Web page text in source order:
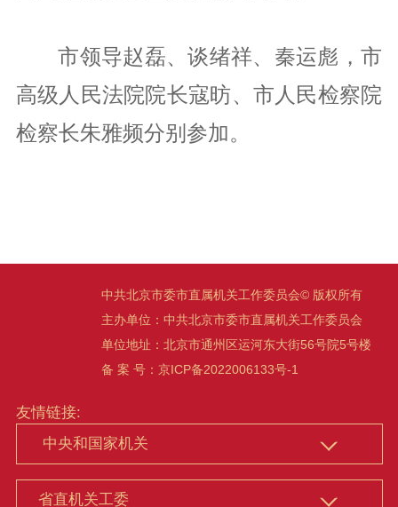
市领导赵磊、谈绪祥、秦运彪，市
高级人民法院院长寇昉、市人民检察院
检察长朱雅频分别参加。
中共北京市委市直属机关工作委员会© 版权所有
主办单位：中共北京市委市直属机关工作委员会
单位地址：北京市通州区运河东大街56号院5号楼
备 案 号：京ICP备2022006133号-1
友情链接: